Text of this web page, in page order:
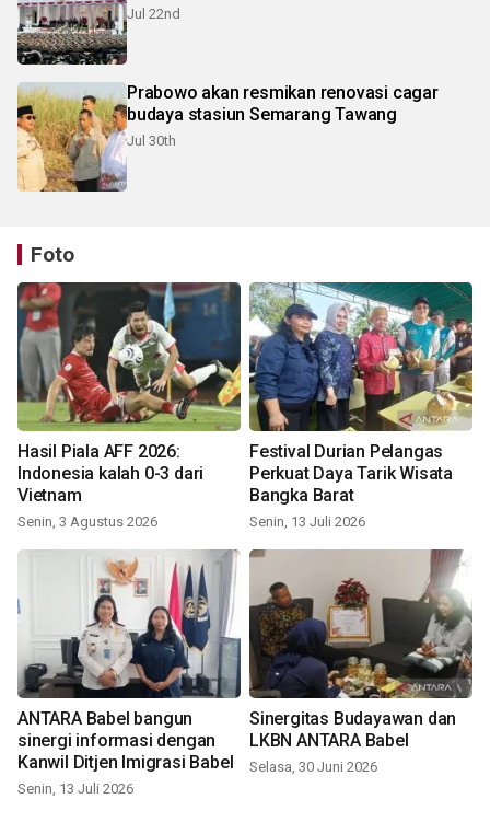
Jul 22nd
Prabowo akan resmikan renovasi cagar
budaya stasiun Semarang Tawang
Jul 30th
Foto
Hasil Piala AFF 2026:
Indonesia kalah 0-3 dari
Vietnam
Senin, 3 Agustus 2026
Festival Durian Pelangas
Perkuat Daya Tarik Wisata
Bangka Barat
Senin, 13 Juli 2026
ANTARA Babel bangun
sinergi informasi dengan
Kanwil Ditjen Imigrasi Babel
Senin, 13 Juli 2026
Sinergitas Budayawan dan
LKBN ANTARA Babel
Selasa, 30 Juni 2026